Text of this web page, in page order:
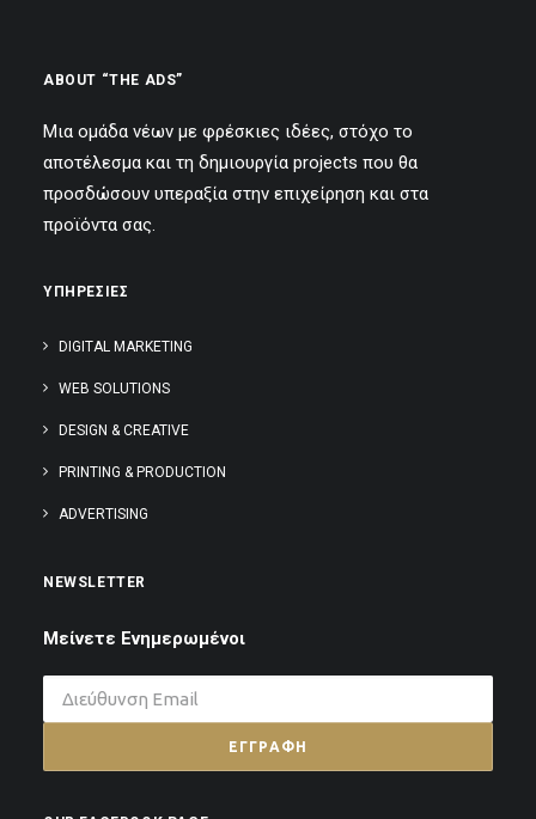
ABOUT “THE ADS”
Μια ομάδα νέων με φρέσκιες ιδέες, στόχο το
αποτέλεσμα και τη δημιουργία projects που θα
προσδώσουν υπεραξία στην επιχείρηση και στα
προϊόντα σας.
ΥΠΗΡΕΣΙΕΣ
DIGITAL MARKETING
WEB SOLUTIONS
DESIGN & CREATIVE
PRINTING & PRODUCTION
ADVERTISING
NEWSLETTER
Μείνετε Ενημερωμένοι